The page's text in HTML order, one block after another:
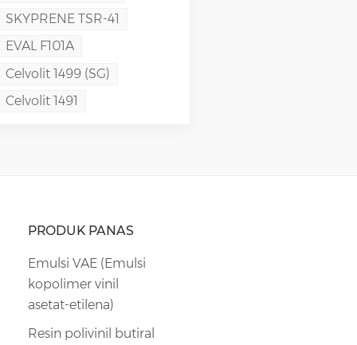
SKYPRENE TSR-41
EVAL F101A
Celvolit 1499 (SG)
Celvolit 1491
PRODUK PANAS
Emulsi VAE (Emulsi
kopolimer vinil
asetat-etilena)
Resin polivinil butiral